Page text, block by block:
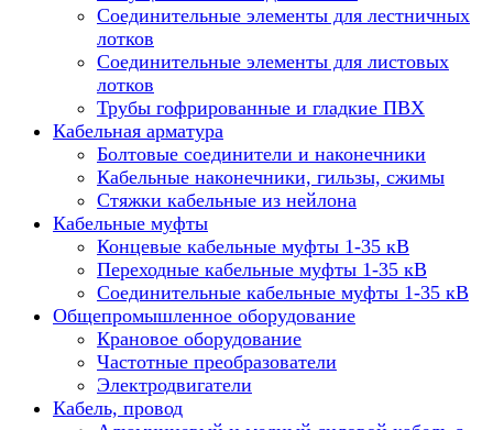
Соединительные элементы для лестничных
лотков
Соединительные элементы для листовых
лотков
Трубы гофрированные и гладкие ПВХ
Кабельная арматура
Болтовые соединители и наконечники
Кабельные наконечники, гильзы, сжимы
Стяжки кабельные из нейлона
Кабельные муфты
Концевые кабельные муфты 1-35 кВ
Переходные кабельные муфты 1-35 кВ
Соединительные кабельные муфты 1-35 кВ
Общепромышленное оборудование
Крановое оборудование
Частотные преобразователи
Электродвигатели
Кабель, провод